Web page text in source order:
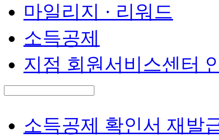
마일리지 · 리워드
소득공제
지점 회원서비스센터
입
소득공제 확인서 재발